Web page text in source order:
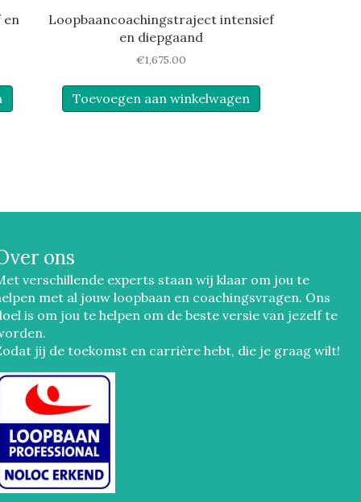
Loopbaancoachingstraject intensief
en diepgaand
€1,675.00
Toevoegen aan winkelwagen
ons
verschillende experts staan wij klaar om jou te
met al jouw loopbaan en coachingsvragen. Ons
is om jou te helpen om de beste versie van jezelf te
jij de toekomst en carrière hebt, die je graag wilt!